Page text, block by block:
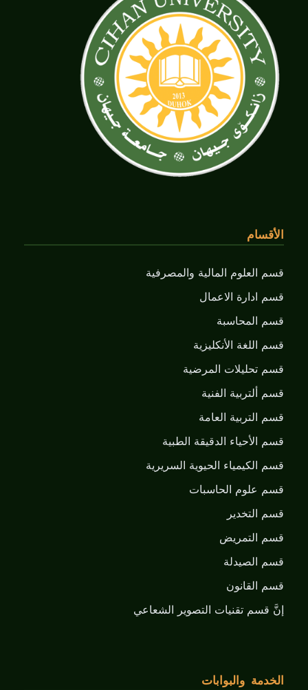
الأقسام
قسم العلوم المالية والمصرفية
قسم ادارة الاعمال
قسم المحاسبة
قسم اللغة الأنكليزية
قسم تحليلات المرضية
قسم ألتربية الفنية
قسم التربية العامة
قسم الأحياء الدقيقة الطبية
قسم الكيمياء الحيوية السريرية
قسم علوم الحاسبات
قسم التخدير
قسم التمريض
قسم الصيدلة
قسم القانون
إنَّ قسم تقنيات التصوير الشعاعي
الخدمة والبوابات